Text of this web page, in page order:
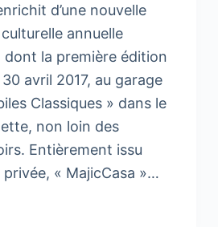
d’une nouvelle
annuelle
dont la première édition
avril 2017, au garage
Classiques » dans le
non loin des
Entièrement issu
privée, « MajicCasa »…